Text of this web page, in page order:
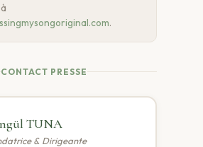
.
CONTACT PRESSE
TUNA
& Dirigeante